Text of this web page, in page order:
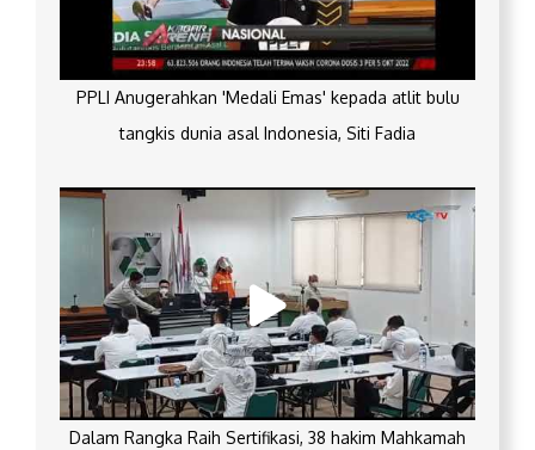
PPLI Anugerahkan 'Medali Emas' kepada atlit bulu
tangkis dunia asal Indonesia, Siti Fadia
Dalam Rangka Raih Sertifikasi, 38 hakim Mahkamah